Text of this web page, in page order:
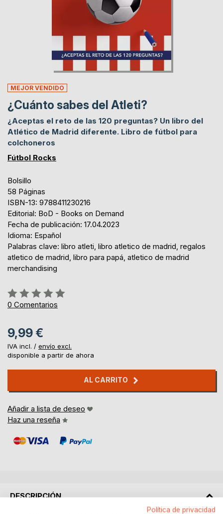
MEJOR VENDIDO
¿Cuánto sabes del Atleti?
¿Aceptas el reto de las 120 preguntas? Un libro del
Atlético de Madrid diferente. Libro de fútbol para
colchoneros
Fútbol Rocks
Bolsillo
58 Páginas
ISBN-13: 9788411230216
Editorial: BoD - Books on Demand
Fecha de publicación: 17.04.2023
Idioma: Español
Palabras clave: libro atleti, libro atletico de madrid, regalos
atletico de madrid, libro para papá, atletico de madrid
merchandising
Rating:
0%
0 Comentarios
9,99 €
IVA incl. / envío excl.
disponible a partir de ahora
AL CARRITO
Añadir a lista de deseo
Haz una reseña
DESCRIPCIÓN
Política de privacidad